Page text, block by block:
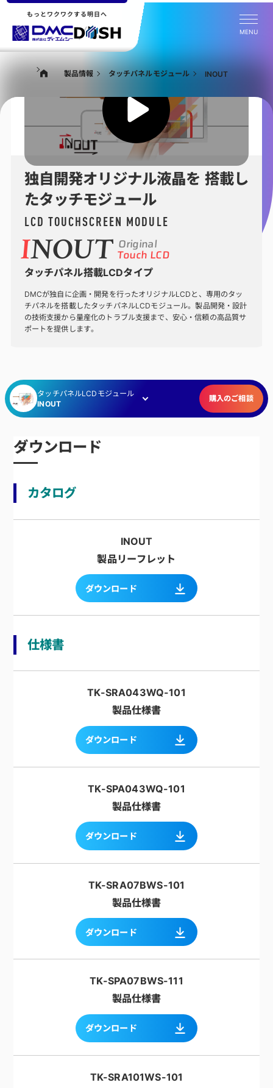
もっとワクワクする明日へ
MENU
製品情報 タッチパネルモジュール INOUT
独自開発オリジナル液晶を 搭載し
たタッチモジュール
LCD TOUCHSCREEN MODULE
INOUT Original
Touch LCD
タッチパネル搭載LCDタイプ
DMCが独自に企画・開発を行ったオリジナルLCDと、専用のタッ
チパネルを搭載したタッチパネルLCDモジュール。製品開発・設計
の技術支援から量産化のトラブル支援まで、安心・信頼の高品質サ
ポートを提供します。
タッチパネルLCDモジュール
INOUT
購入のご相談
ダウンロード
カタログ
INOUT
製品リーフレット
ダウンロード
仕様書
TK-SRA043WQ-101
製品仕様書
ダウンロード
TK-SPA043WQ-101
製品仕様書
ダウンロード
TK-SRA07BWS-101
製品仕様書
ダウンロード
TK-SPA07BWS-111
製品仕様書
ダウンロード
TK-SRA101WS-101